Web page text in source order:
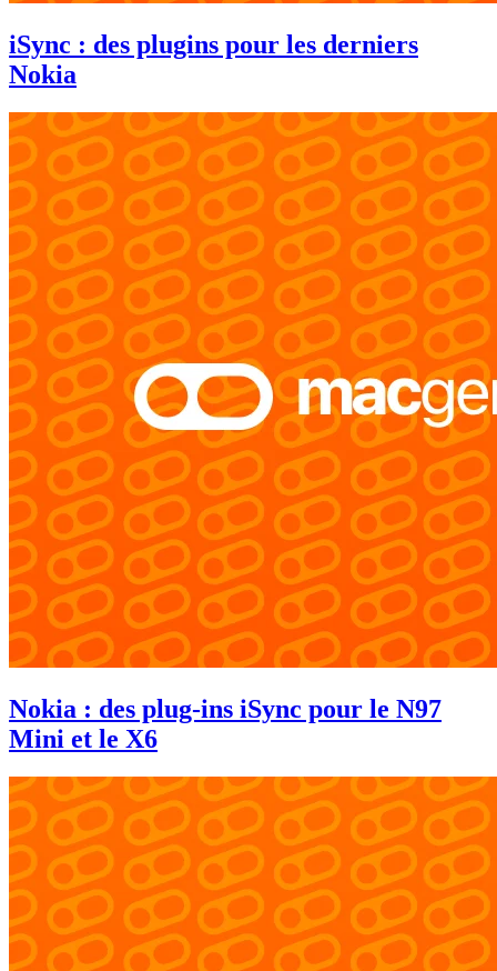
iSync : des plugins pour les derniers
Nokia
Nokia : des plug-ins iSync pour le N97
Mini et le X6